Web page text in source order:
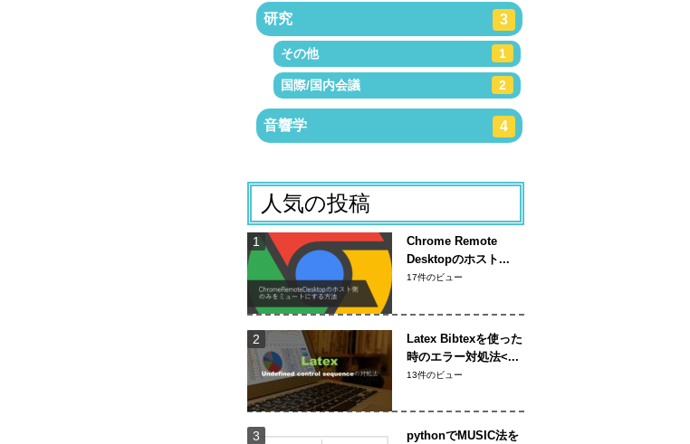
研究 3
その他 1
国際/国内会議 2
音響学 4
人気の投稿
Chrome Remote
Desktopのホスト...
17件のビュー
Latex Bibtexを使った
時のエラー対処法<...
13件のビュー
pythonでMUSIC法を